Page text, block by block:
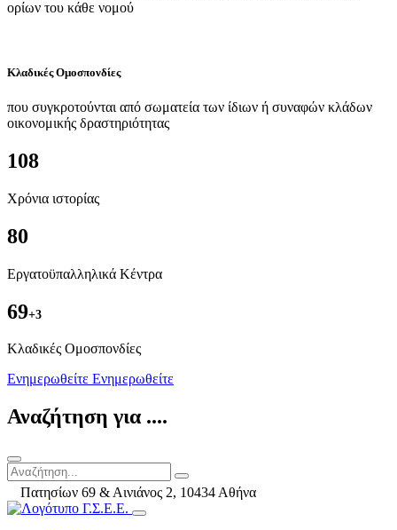
ορίων του κάθε νομού
Κλαδικές Ομοσπονδίες
που συγκροτούνται από σωματεία των ίδιων ή συναφών κλάδων
οικονομικής δραστηριότητας
108
Χρόνια ιστορίας
80
Εργατοϋπαλληλικά Κέντρα
69+3
Kλαδικές Ομοσπονδίες
Ενημερωθείτε Ενημερωθείτε
Αναζήτηση για ....
Πατησίων 69 & Αινιάνος 2, 10434 Αθήνα